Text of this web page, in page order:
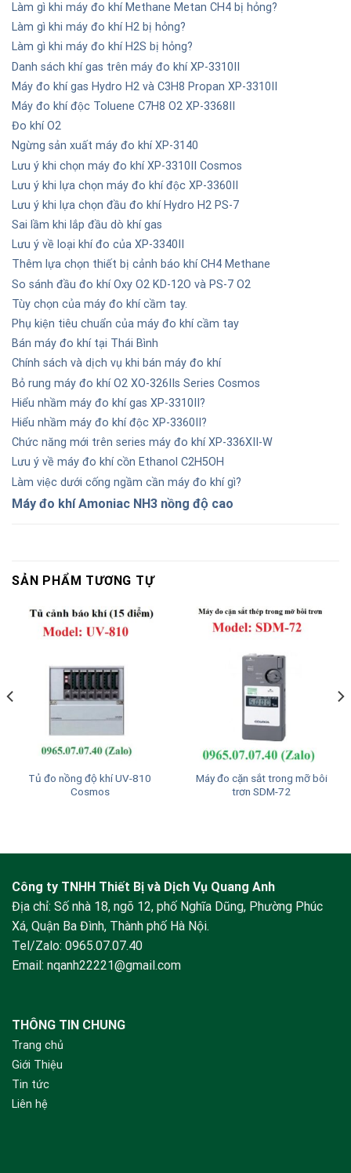
Làm gì khi máy đo khí Methane Metan CH4 bị hỏng?
Làm gì khi máy đo khí H2 bị hỏng?
Làm gì khi máy đo khí H2S bị hỏng?
Danh sách khí gas trên máy đo khí XP-3310II
Máy đo khí gas Hydro H2 và C3H8 Propan XP-3310II
Máy đo khí độc Toluene C7H8 O2 XP-3368II
Đo khí O2
Ngừng sản xuất máy đo khí XP-3140
Lưu ý khi chọn máy đo khí XP-3310II Cosmos
Lưu ý khi lựa chọn máy đo khí độc XP-3360II
Lưu ý khi lựa chọn đầu đo khí Hydro H2 PS-7
Sai lầm khi lắp đầu dò khí gas
Lưu ý về loại khí đo của XP-3340II
Thêm lựa chọn thiết bị cảnh báo khí CH4 Methane
So sánh đầu đo khí Oxy O2 KD-12O và PS-7 O2
Tùy chọn của máy đo khí cầm tay.
Phụ kiện tiêu chuẩn của máy đo khí cầm tay
Bán máy đo khí tại Thái Bình
Chính sách và dịch vụ khi bán máy đo khí
Bỏ rung máy đo khí O2 XO-326IIs Series Cosmos
Hiểu nhầm máy đo khí gas XP-3310II?
Hiểu nhầm máy đo khí độc XP-3360II?
Chức năng mới trên series máy đo khí XP-336XII-W
Lưu ý về máy đo khí cồn Ethanol C2H5OH
Làm việc dưới cống ngầm cần máy đo khí gì?
Máy đo khí Amoniac NH3 nồng độ cao
SẢN PHẨM TƯƠNG TỰ
Tủ đo nồng độ khí UV-810
Cosmos
Máy đo cặn sắt trong mỡ bôi
trơn SDM-72
Công ty TNHH Thiết Bị và Dịch Vụ Quang Anh
Địa chỉ: Số nhà 18, ngõ 12, phố Nghĩa Dũng, Phường Phúc
Xá, Quận Ba Đình, Thành phố Hà Nội.
Tel/Zalo: 0965.07.07.40
Email: nqanh22221@gmail.com
THÔNG TIN CHUNG
Trang chủ
Giới Thiệu
Tin tức
Liên hệ